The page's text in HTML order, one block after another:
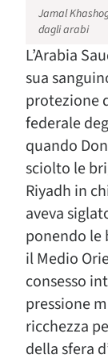
Jamal
dagli arabi
L’Arabia
sua
protezione
federale
quando
sciolto le
Riyadh in
aveva
ponendo le
il Medio
consesso
pressione
ricchezza
della sfera